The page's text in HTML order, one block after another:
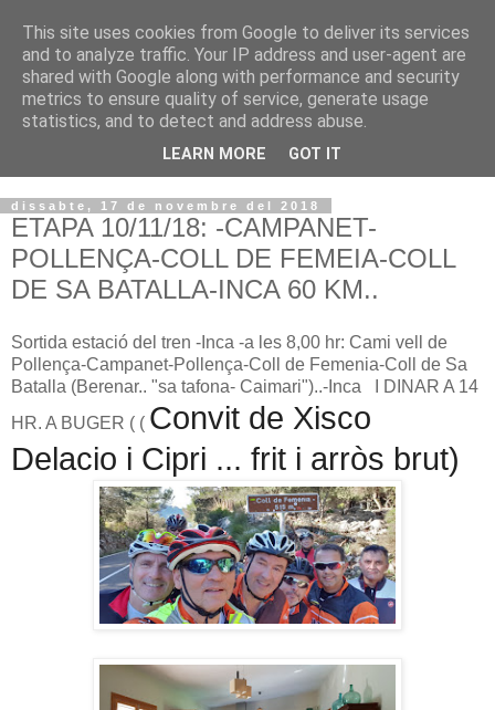
VOLTORS -2026 -
¡¡¡TENIM GANA!!!
dissabte, 17 de novembre del 2018
ETAPA 10/11/18: -CAMPANET-
POLLENÇA-COLL DE FEMEIA-COLL
DE SA BATALLA-INCA 60 KM..
Sortida estació del tren -Inca -a les 8,00 hr: Cami vell de
Pollença-Campanet-Pollença-Coll de Femenia-Coll de Sa
Batalla (Berenar.. "sa tafona- Caimari")..-Inca I DINAR A 14
HR. A BUGER ( ( Convit de Xisco
Delacio i Cipri ... frit i arròs brut)
This site uses cookies from Google to deliver its services
and to analyze traffic. Your IP address and user-agent are
shared with Google along with performance and security
metrics to ensure quality of service, generate usage
statistics, and to detect and address abuse.
LEARN MORE GOT IT